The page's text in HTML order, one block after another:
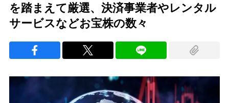
を踏まえて厳選、決済事業者やレンタル
サービスなどお宝株の数々